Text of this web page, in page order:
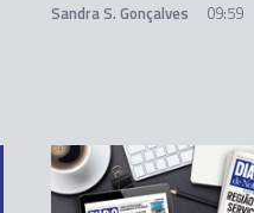
Sandra S. Gonçalves 09:59